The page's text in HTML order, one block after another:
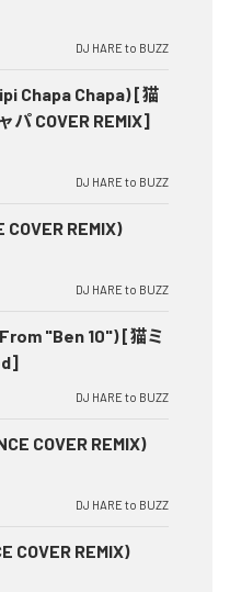
DJ HARE to BUZZ
Chapa Chapa) [猫
パ COVER REMIX]
DJ HARE to BUZZ
REMIX)
DJ HARE to BUZZ
"Ben 10") [猫ミ
DJ HARE to BUZZ
COVER REMIX)
DJ HARE to BUZZ
COVER REMIX)